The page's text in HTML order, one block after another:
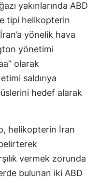
yakınlarında ABD
tipi helikopterin
yönelik hava
yönetimi
olarak
saldırıya
hedef alarak
helikopterin İran
vermek zorunda
bulunan iki ABD